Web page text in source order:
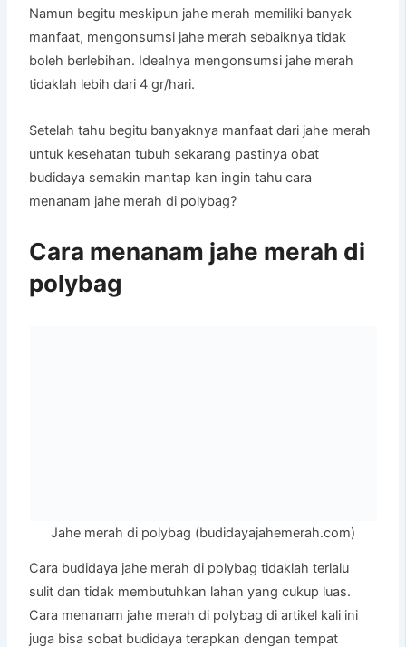
Namun begitu meskipun jahe merah memiliki banyak
manfaat, mengonsumsi jahe merah sebaiknya tidak
boleh berlebihan. Idealnya mengonsumsi jahe merah
tidaklah lebih dari 4 gr/hari.
Setelah tahu begitu banyaknya manfaat dari jahe merah
untuk kesehatan tubuh sekarang pastinya obat
budidaya semakin mantap kan ingin tahu cara
menanam jahe merah di polybag?
Cara menanam jahe merah di
polybag
Jahe merah di polybag (budidayajahemerah.com)
Cara budidaya jahe merah di polybag tidaklah terlalu
sulit dan tidak membutuhkan lahan yang cukup luas.
Cara menanam jahe merah di polybag di artikel kali ini
juga bisa sobat budidaya terapkan dengan tempat